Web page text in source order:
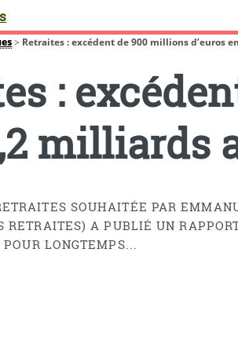
> Retraites : excédent de 900 millions d’euros
:
milliards
SOUHAITÉE PAR
RETRAITES) A PUBLIÉ UN
LONGTEMPS...